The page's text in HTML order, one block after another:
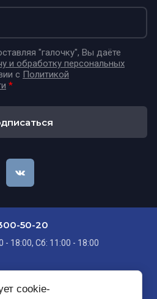
"галочку", Вы даёте
и обработку персональных
с Политикой
*
50-20
- 18:00, Сб: 11:00 - 18:00
cookie-